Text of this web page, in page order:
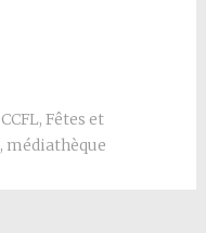
CCFL, Fêtes et
, médiathèque